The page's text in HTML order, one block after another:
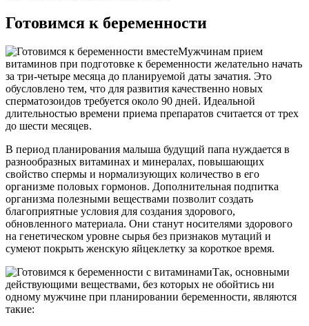
Готовимся к беременности
Мужчинам прием
витаминов при подготовке к беременности желательно начать
за три-четыре месяца до планируемой даты зачатия. Это
обусловлено тем, что для развития качественно новых
сперматозоидов требуется около 90 дней. Идеальной
длительностью времени приема препаратов считается от трех
до шести месяцев.
В период планирования малыша будущий папа нуждается в
разнообразных витаминах и минералах, повышающих
свойство спермы и нормализующих количество в его
организме половых гормонов. Дополнительная подпитка
организма полезными веществами позволит создать
благоприятные условия для создания здорового,
обновленного материала. Они станут носителями здорового
на генетическом уровне сырья без признаков мутаций и
сумеют покрыть женскую яйцеклетку за короткое время.
Так, основными
действующими веществами, без которых не обойтись ни
одному мужчине при планировании беременности, являются
такие: